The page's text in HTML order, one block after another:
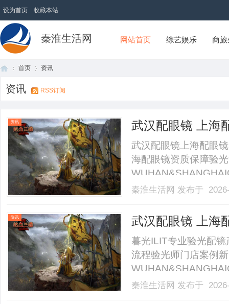
设为首页 收藏本站
秦淮生活网 网站首页 综艺娱乐 商
首页 资讯
资讯 RSS订阅
资讯 武汉配眼镜 上海
武汉配眼镜上海配眼
海配眼镜资质保障验
业验光配镜的写字楼
40%-60%优惠，兼顾
秦淮生活网 发布于
资讯 武汉配眼镜 上海
暮光ILIT专业验光配
流程验光师门店案例
业验光配镜的写字楼
秦淮生活网 发布于